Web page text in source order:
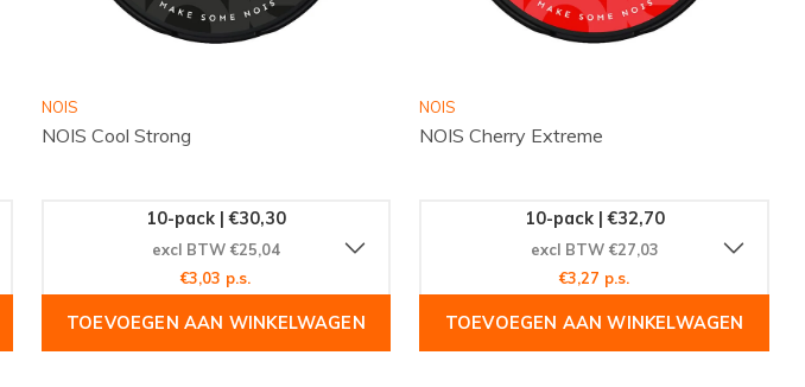
NOIS
NOIS Cool Strong
10-pack | €30,30
excl BTW €25,04
€3,03 p.s.
TOEVOEGEN AAN WINKELWAGEN
NOIS
NOIS Cherry Extreme
10-pack | €32,70
excl BTW €27,03
€3,27 p.s.
TOEVOEGEN AAN WINKELWAGEN